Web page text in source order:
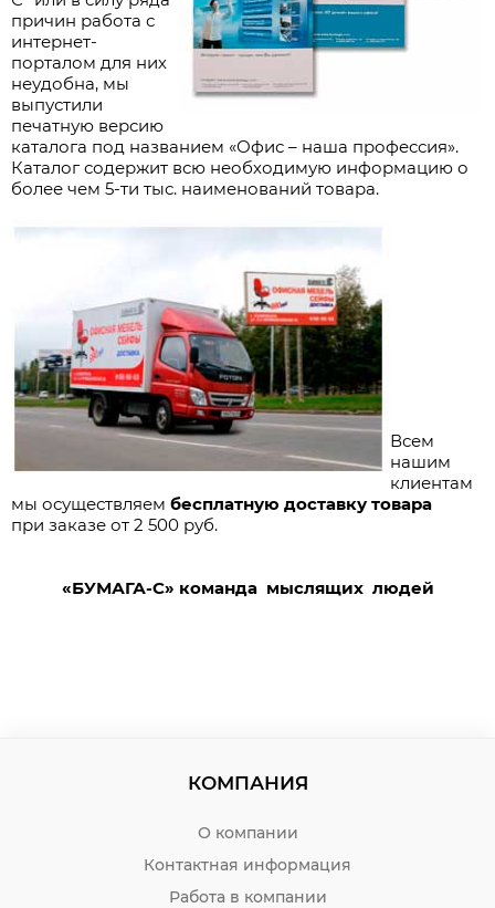
причин работа с
интернет-
порталом для них
неудобна, мы
выпустили
печатную версию
каталога под названием «Офис – наша профессия».
Каталог содержит всю необходимую информацию о
более чем 5-ти тыс. наименований товара.
Всем
нашим
клиентам
мы осуществляем бесплатную доставку товара
при заказе от 2 500 руб.
«БУМАГА-С» команда мыслящих людей
КОМПАНИЯ
О компании
Контактная информация
Работа в компании